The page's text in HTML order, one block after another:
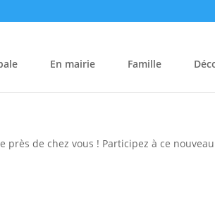
En mairie Famille
près de chez vous ! Participez à ce